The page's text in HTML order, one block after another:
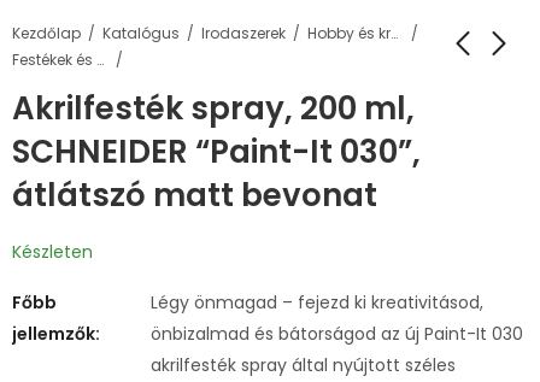
Kezdőlap Katalógus Irodaszerek
Hobby és kreatív termékek
Festékek és kiegészítők
Akrilfesték spray, 200 ml,
SCHNEIDER “Paint-It 030”,
átlátszó matt bevonat
Készleten
Főbb
jellemzők:
Légy önmagad – fejezd ki kreativitásod,
önbizalmad és bátorságod az új Paint-It 030
akrilfesték spray által nyújtott széles